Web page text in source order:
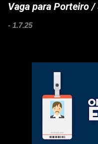
Vaga para Porteiro
- 1.7.25